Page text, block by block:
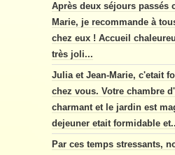
Après deux séjours passés
Marie, je recommande à
chez eux ! Accueil
très joli...
Julia et Jean-Marie, c'etait
chez vous. Votre chambre
charmant et le jardin est
dejeuner etait formidable
Par ces temps stressants,